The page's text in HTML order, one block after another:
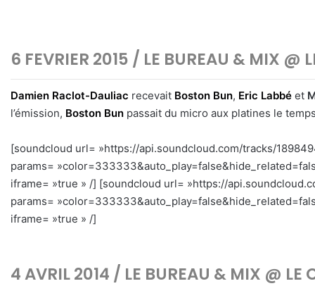
6 FEVRIER 2015 / LE BUREAU & MIX @
Damien Raclot-Dauliac recevait Boston Bun, Eric Labbé et
l’émission, Boston Bun passait du micro aux platines le
[soundcloud url= »https://api.soundcloud.com/tracks/
params=
iframe= »true » /] [soundcloud url= »https://
params=
iframe= »true » /]
4 AVRIL 2014 / LE BUREAU & MIX @ LE